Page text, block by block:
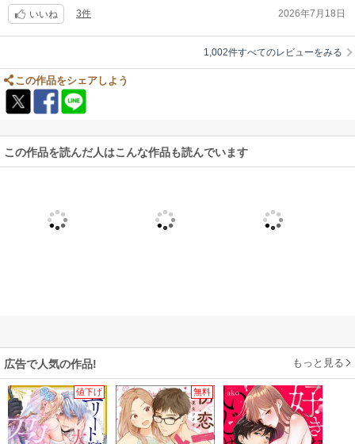
いいね 3件 2026年7月18日
1,002件すべてのレビューをみる
この作品をシェアしよう
この作品を読んだ人はこんな作品も読んでいます
広告で人気の作品! もっと見る
値下げ 無料